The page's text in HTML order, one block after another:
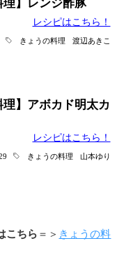
理】レンジ酢豚
レシピはこちら！
きょうの料理 渡辺あきこ
理】アボカド明太カ
レシピはこちら！
きょうの料理 山本ゆり
こちら ＝＞ きょうの料